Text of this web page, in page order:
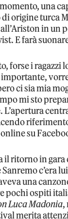
una
origine turca
in un
E farà
forse i
importante,
ci sia mia
mi sto
L’apertura
su
il ritorno in
c’era
una
pochi ospiti
Luca Madonia,
merita